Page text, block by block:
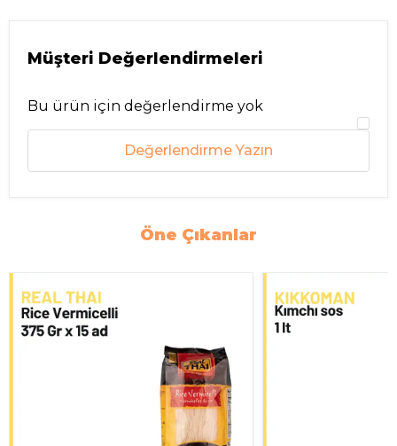
Müşteri Değerlendirmeleri
Bu ürün için değerlendirme yok
Değerlendirme Yazın
Öne Çıkanlar